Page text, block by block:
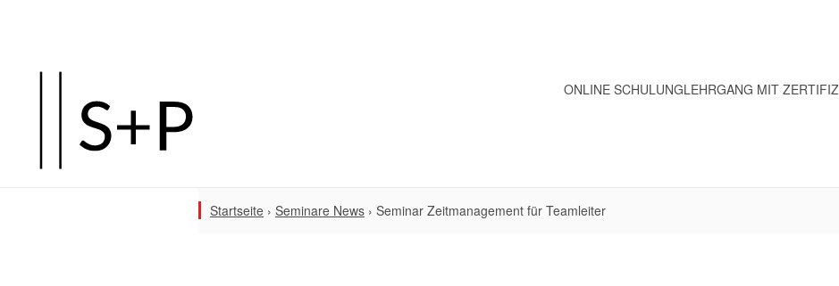
ONLINE SCHULUNGLEHRGANG MIT
Startseite › Seminare News › Seminar Zeitmanagement für Teamleiter